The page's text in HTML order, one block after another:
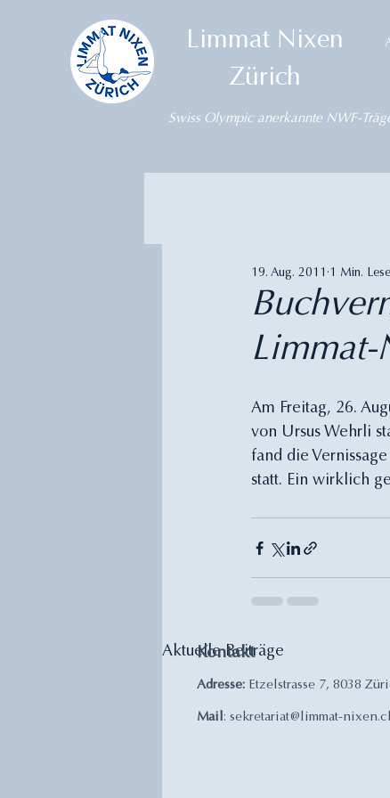
Limmat Nixen
Zürich
Swiss Olympic anerkannte NWF-
Limmat-
19. Aug. 2011 1 Min.
Am Freitag, 26.
von Ursus Wehrli
fand die
statt. Ein wirklich
Aktuelle Beiträge
Kontakt
Adresse: Etzelstrasse 7, 8038
Mail: sekretariat@limmat-